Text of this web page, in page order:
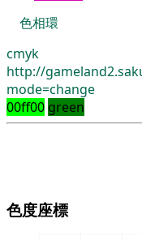
色相環
cmyk
http://
mode=change
00ff00 green
色度座標